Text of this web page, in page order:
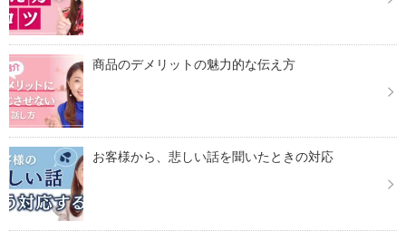
商品のデメリットの魅力的な伝え方
お客様から、悲しい話を聞いたときの対応